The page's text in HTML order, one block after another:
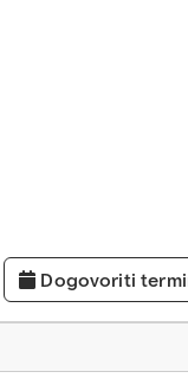
Dogovoriti